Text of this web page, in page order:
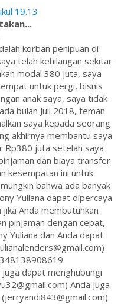
19.13
korban penipuan di
telah kehilangan sekitar
modal 380 juta, saya
untuk pergi, bisnis
anak saya, saya tidak
bulan Juli 2018, teman
saya kepada seorang
akhirnya membantu saya
Rp380 juta setelah saya
dan biaya transfer
kesempatan ini untuk
bahwa ada banyak
Yuliana dapat dipercaya
Anda membutuhkan
pinjaman dengan cepat,
Yuliana dan Anda dapat
juga dapat menghubungi
Anda juga